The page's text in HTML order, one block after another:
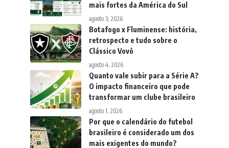
mais fortes da América do Sul
agosto 3, 2026
Botafogo x Fluminense: história,
retrospecto e tudo sobre o
Clássico Vovô
agosto 4, 2026
Quanto vale subir para a Série A?
O impacto financeiro que pode
transformar um clube brasileiro
agosto 1, 2026
Por que o calendário do futebol
brasileiro é considerado um dos
mais exigentes do mundo?